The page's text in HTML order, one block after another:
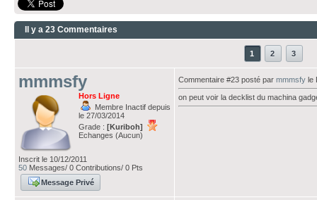
Il y a 23 Commentaires
1 2 3
mmmsfy
Hors Ligne
Membre Inactif depuis
le 27/03/2014
Grade : [Kuriboh]
Echanges (Aucun)
Inscrit le 10/12/2011
50 Messages/ 0 Contributions/ 0 Pts
Message Privé
Commentaire #23 posté par mmmsfy le
on peut voir la decklist du machina